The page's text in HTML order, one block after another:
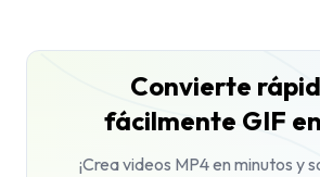
Convierte
fácilmente GIF
¡Crea videos MP4 en minutos y